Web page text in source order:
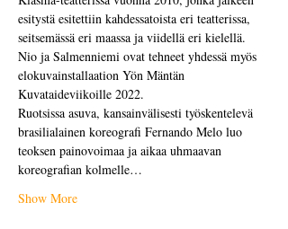
esitystä esitettiin kahdessatoista eri teatterissa,
seitsemässä eri maassa ja viidellä eri kielellä.
Nio ja Salmenniemi ovat tehneet yhdessä myös
elokuvainstallaation Yön Mäntän
Kuvataideviikoille 2022.
Ruotsissa asuva, kansainvälisesti työskentelevä
brasilialainen koreografi Fernando Melo luo
teoksen painovoimaa ja aikaa uhmaavan
koreografian kolmelle…
Show More